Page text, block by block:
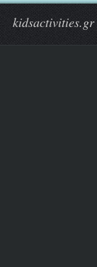
kidsactivities.gr